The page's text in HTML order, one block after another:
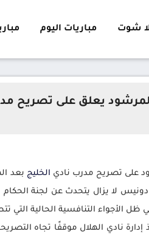
شوت مباريات اليوم
يعلق على تصريح
على تصريح مدرب نادي الخليج بعد
لا يزال يتحدث عن لجنة
ظل الأجواء التنافسية الحالية التي
نادي الهلال موقفًا تجاه